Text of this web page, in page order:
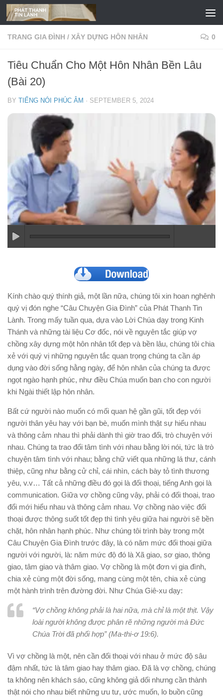
Skip to content
TRANG GIA ĐÌNH / XÂY DỰNG HÔN NHÂN 0
Tiêu Chuẩn Cho Một Hôn Nhân Bền Lâu
(Bài 20)
BY TIẾNG NÓI PHÚC ÂM · SEPTEMBER 5, 2024
Kính chào quý thính giả, một lần nữa, chúng tôi xin hoan nghênh
quý vị đón nghe “Câu Chuyện Gia Đình” của Phát Thanh Tin
Lành. Trong mấy tuần qua, dựa vào Lời Chúa dạy trong Kinh
Thánh và những tài liệu Cơ đốc, nói về nguyên tắc giúp vợ
chồng xây dựng một hôn nhân tốt đẹp và bền lâu, chúng tôi chia
xẻ với quý vị những nguyên tắc quan trọng chúng ta cần áp
dụng vào đời sống hằng ngày, để hôn nhân của chúng ta được
ngọt ngào hạnh phúc, như điều Chúa muốn ban cho con người
khi Ngài thiết lập hôn nhân.
Bất cứ người nào muốn có mối quan hệ gần gũi, tốt đẹp với
người thân yêu hay với bạn bè, muốn mình thật sự hiểu nhau
và thông cảm nhau thì phải dành thì giờ trao đổi, trò chuyện với
nhau. Chúng ta trao đổi tâm tình với nhau bằng lời nói, tức là trò
chuyện tâm tình với nhau; bằng chữ viết qua những lá thư, cánh
thiệp, cũng như bằng cử chỉ, cái nhìn, cách bày tỏ tình thương
yêu, v.v… Tất cả những điều đó gọi là đối thoại, tiếng Anh gọi là
communication. Giữa vợ chồng cũng vậy, phải có đối thoại, trao
đổi mới hiểu nhau và thông cảm nhau. Vợ chồng nào việc đối
thoại được thông suốt tốt đẹp thì tình yêu giữa hai người sẽ bền
chặt, hôn nhân hạnh phúc. Như chúng tôi trình bày trong một
Câu Chuyện Gia Đình trước đây, là có năm mức đối thoại giữa
người với người, là: năm mức độ đó là Xã giao, sơ giao, thông
giao, tâm giao và thâm giao. Vợ chồng là một đơn vị gia đình,
chia xẻ cùng một đời sống, mang cùng một tên, chia xẻ cùng
một hành trình trên đường đời. Như Chúa Giê-xu dạy:
“Vợ chồng không phải là hai nữa, mà chỉ là một thịt. Vậy
loài người không được phân rẽ những người mà Đức
Chúa Trời đã phối hợp” (Ma-thi-ơ 19:6).
Vì vợ chồng là một, nên cần đối thoại với nhau ở mức độ sâu
đậm nhất, tức là tâm giao hay thâm giao. Đã là vợ chồng, chúng
ta không nên khách sáo, cũng không giả dối nhưng cần thành
thật nói cho nhau biết những ưu tư, ước muốn, lo buồn cũng